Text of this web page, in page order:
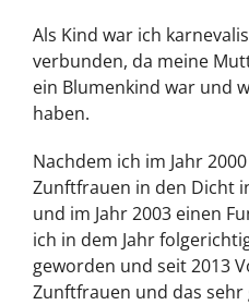
Als Kind war ich
verbunden, da meine
ein Blumenkind war und
haben.
Nachdem ich im Jahr
Zunftfrauen in den Dicht
und im Jahr 2003 einen
ich in dem Jahr
geworden und seit 2013
Zunftfrauen und das sehr